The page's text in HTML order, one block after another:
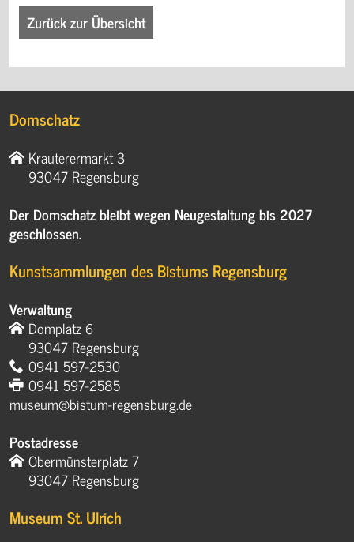
Zurück zur Übersicht
Domschatz
Krauterermarkt 3
93047 Regensburg
Der Domschatz bleibt wegen Neugestaltung bis 2027
geschlossen.
Kunstsammlungen des Bistums Regensburg
Verwaltung
Domplatz 6
93047 Regensburg
0941 597-2530
0941 597-2585
museum@bistum-regensburg.de
Postadresse
Obermünsterplatz 7
93047 Regensburg
Museum St. Ulrich